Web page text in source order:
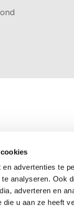
advertenties te
analyseren. Ook
adverteren en
u aan ze heeft